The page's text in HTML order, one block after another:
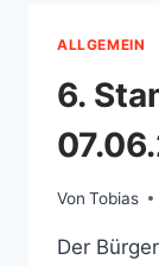
ALLGEMEIN
6.
Von Tobias
Der